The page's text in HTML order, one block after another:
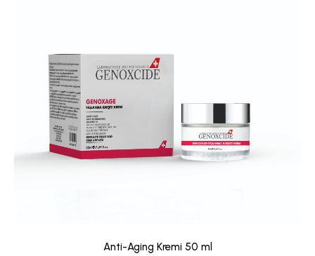
Anti-Aging Kremi 50 ml